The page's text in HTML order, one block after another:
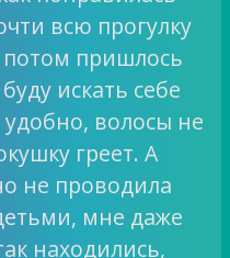
всю прогулку
пришлось
искать себе
удобно, волосы не
греет. А
не проводила
мне даже
находились,